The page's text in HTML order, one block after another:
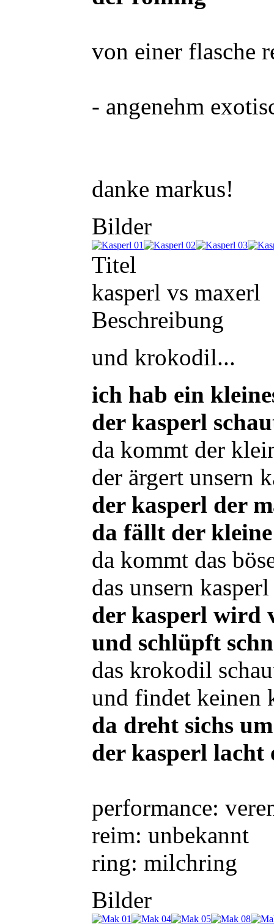
von einer flasche
- angenehm
danke markus!
Bilder
Titel
kasperl vs maxerl
Beschreibung
und krokodil...
ich hab ein
der kasperl
da kommt der
der ärgert unsern
der kasperl der
da fällt der
da kommt das
das unsern
der kasperl wird
und schlüpft
das krokodil
und findet keinen
da dreht sichs
der kasperl lacht
performance:
reim: unbekannt
ring: milchring
Bilder